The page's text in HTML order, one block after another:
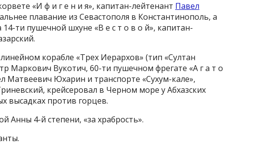
«И ф и г е н и я», капитан-лейтенант Павел
плавание из Севастополя в Константинополь, а
ти пушечной шхуне «В е с т о в о й», капитан-
корабле «Трех Иерархов» (тип «Султан
Маркович Вукотич, 60-ти пушечном фрегате «А г а т о
Матвеевич Юхарин и транспорте «Сухум-кале»,
крейсеровал в Черном море у Абхазских
высадках против горцев.
Анны 4-й степени, «за храбрость».